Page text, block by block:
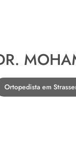
Ortopedista em